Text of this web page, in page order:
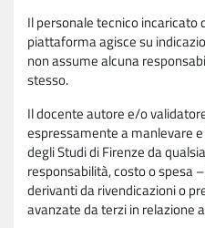
Il personale tecnico incaricato
piattaforma agisce su
non assume alcuna
stesso.
Il docente autore e/o
espressamente a manlevare
degli Studi di Firenze da
responsabilità, costo o spesa
derivanti da rivendicazioni o
avanzate da terzi in relazione